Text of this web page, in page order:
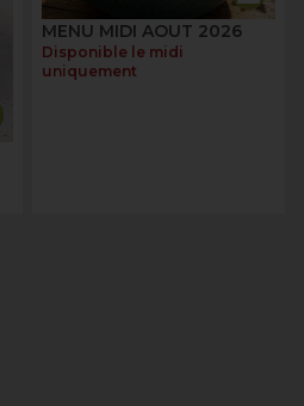
MENU MIDI AOUT 2026
Disponible le midi
uniquement